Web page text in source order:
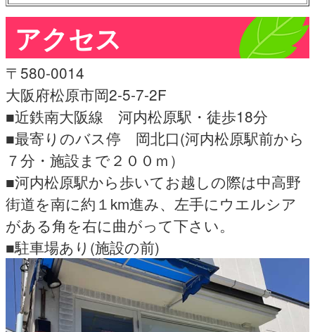
アクセス
〒580-0014
大阪府松原市岡2-5-7-2F
■近鉄南大阪線 河内松原駅・徒歩18分
■最寄りのバス停 岡北口(河内松原駅前から
７分・施設まで２００ｍ）
■河内松原駅から歩いてお越しの際は中高野
街道を南に約１km進み、左手にウエルシア
がある角を右に曲がって下さい。
■駐車場あり(施設の前)